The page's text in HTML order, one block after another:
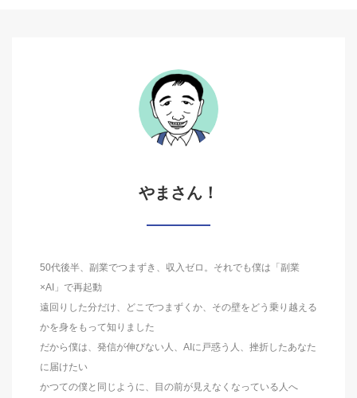
やまさん！
50代後半、副業でつまずき、収入ゼロ。それでも僕は「副業
×AI」で再起動
遠回りした分だけ、どこでつまずくか、その壁をどう乗り越える
かを身をもって知りました
だから僕は、発信が伸びない人、AIに戸惑う人、挫折したあなた
に届けたい
かつての僕と同じように、目の前が見えなくなっている人へ